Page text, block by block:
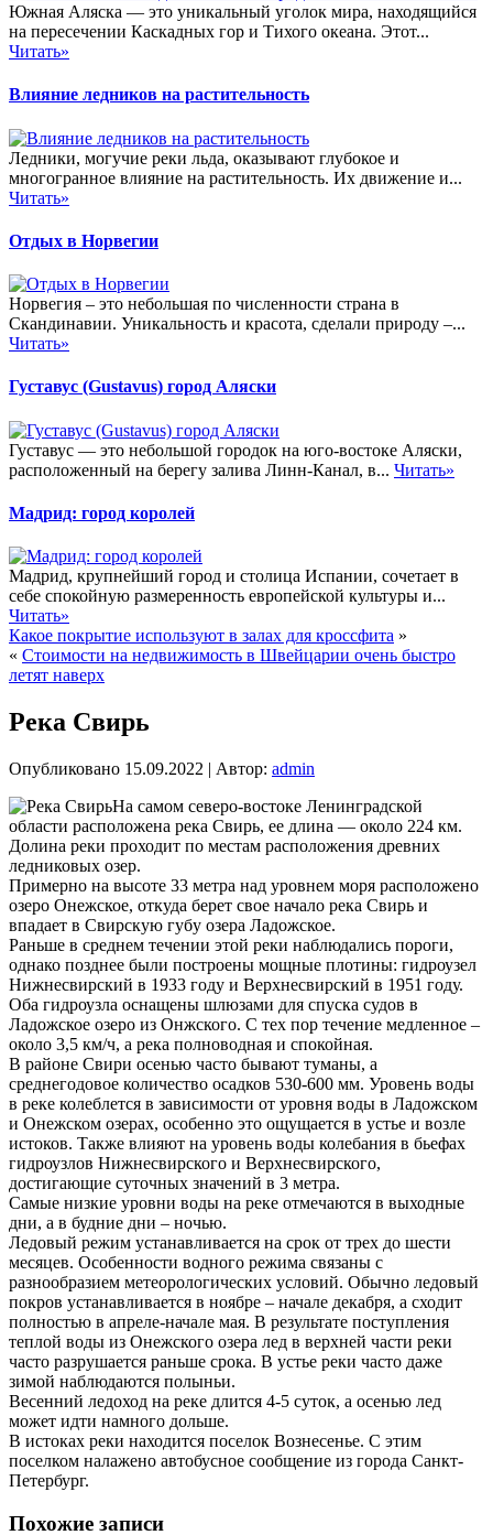
Южная Аляска — это уникальный уголок мира, находящийся
на пересечении Каскадных гор и Тихого океана. Этот...
Читать»
Влияние ледников на растительность
Ледники, могучие реки льда, оказывают глубокое и
многогранное влияние на растительность. Их движение и...
Читать»
Отдых в Норвегии
Норвегия – это небольшая по численности страна в
Скандинавии. Уникальность и красота, сделали природу –...
Читать»
Густавус (Gustavus) город Аляски
Густавус — это небольшой городок на юго-востоке Аляски,
расположенный на берегу залива Линн-Канал, в... Читать»
Мадрид: город королей
Мадрид, крупнейший город и столица Испании, сочетает в
себе спокойную размеренность европейской культуры и...
Читать»
Какое покрытие используют в залах для кроссфита »
« Стоимости на недвижимость в Швейцарии очень быстро
летят наверх
Река Свирь
Опубликовано 15.09.2022 | Автор: admin
На самом северо-востоке Ленинградской
области расположена река Свирь, ее длина — около 224 км.
Долина реки проходит по местам расположения древних
ледниковых озер.
Примерно на высоте 33 метра над уровнем моря расположено
озеро Онежское, откуда берет свое начало река Свирь и
впадает в Свирскую губу озера Ладожское.
Раньше в среднем течении этой реки наблюдались пороги,
однако позднее были построены мощные плотины: гидроузел
Нижнесвирский в 1933 году и Верхнесвирский в 1951 году.
Оба гидроузла оснащены шлюзами для спуска судов в
Ладожское озеро из Онжского. С тех пор течение медленное –
около 3,5 км/ч, а река полноводная и спокойная.
В районе Свири осенью часто бывают туманы, а
среднегодовое количество осадков 530-600 мм. Уровень воды
в реке колеблется в зависимости от уровня воды в Ладожском
и Онежском озерах, особенно это ощущается в устье и возле
истоков. Также влияют на уровень воды колебания в бьефах
гидроузлов Нижнесвирского и Верхнесвирского,
достигающие суточных значений в 3 метра.
Самые низкие уровни воды на реке отмечаются в выходные
дни, а в будние дни – ночью.
Ледовый режим устанавливается на срок от трех до шести
месяцев. Особенности водного режима связаны с
разнообразием метеорологических условий. Обычно ледовый
покров устанавливается в ноябре – начале декабря, а сходит
полностью в апреле-начале мая. В результате поступления
теплой воды из Онежского озера лед в верхней части реки
часто разрушается раньше срока. В устье реки часто даже
зимой наблюдаются полыньи.
Весенний ледоход на реке длится 4-5 суток, а осенью лед
может идти намного дольше.
В истоках реки находится поселок Вознесенье. С этим
поселком налажено автобусное сообщение из города Санкт-
Петербург.
Похожие записи